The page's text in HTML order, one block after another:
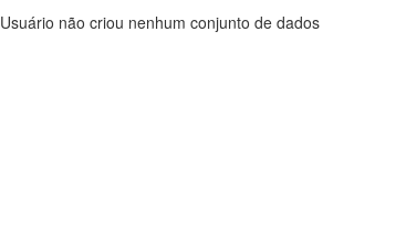
Usuário não criou nenhum conjunto de dados